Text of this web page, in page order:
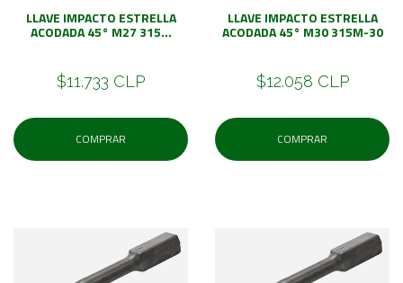
LLAVE IMPACTO ESTRELLA
ACODADA 45° M27 315...
$11.733 CLP
COMPRAR
LLAVE IMPACTO ESTRELLA
ACODADA 45° M30 315M-30
$12.058 CLP
COMPRAR